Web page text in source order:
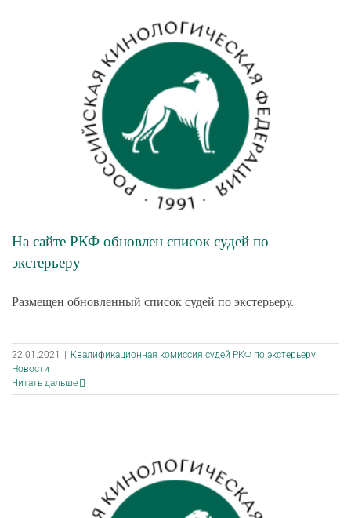
На сайте РКФ обновлен список судей по
экстерьеру
Размещен обновленный список судей по экстерьеру.
22.01.2021 Квалификационная комиссия судей РКФ по экстерьеру,
Новости
Читать дальше